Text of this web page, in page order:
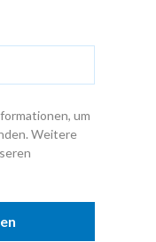
um
Weitere